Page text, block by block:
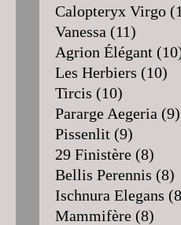
Calopteryx Virgo
Vanessa (11)
Agrion Élégant
Les Herbiers (10)
Tircis (10)
Pararge Aegeria (9)
Pissenlit (9)
29 Finistère (8)
Bellis Perennis (8)
Ischnura Elegans
Mammifère (8)